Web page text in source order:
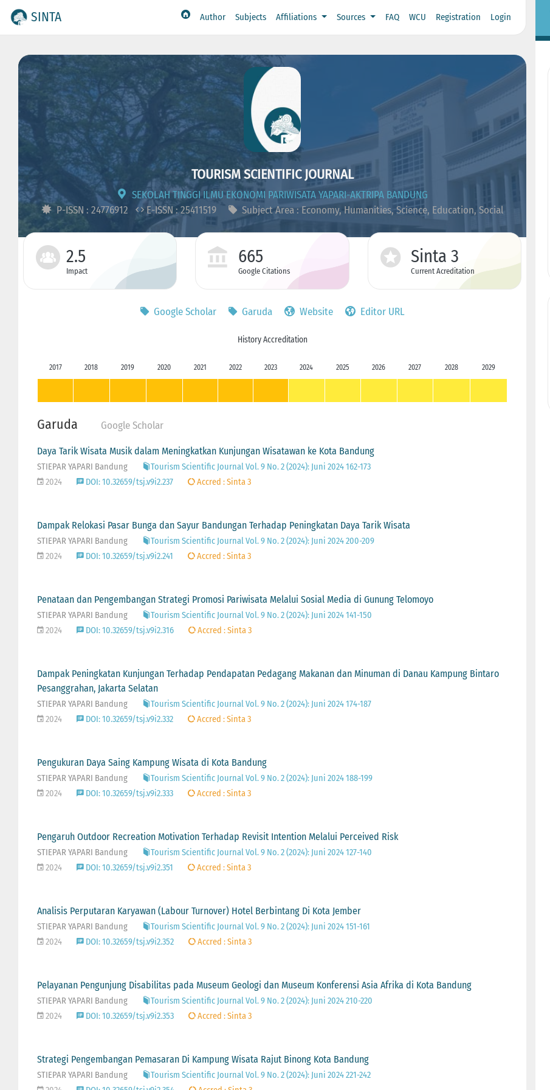
SINTA Author Subjects Affiliations Sources FAQ WCU Registration Login
TOURISM SCIENTIFIC JOURNAL
SEKOLAH TINGGI ILMU EKONOMI PARIWISATA YAPARI-AKTRIPA BANDUNG
P-ISSN : 24776912
E-ISSN : 25411519 Subject Area : Economy, Humanities, Science, Education, Social
2.5
Impact
665
Google Citations
Sinta 3
Current Acreditation
Google Scholar Garuda Website Editor URL
History Accreditation
2017 2018 2019 2020 2021 2022 2023 2024 2025 2026 2027 2028 2029
Garuda Google Scholar
Daya Tarik Wisata Musik dalam Meningkatkan Kunjungan Wisatawan ke Kota Bandung
STIEPAR YAPARI Bandung
Tourism Scientific Journal Vol. 9 No. 2 (2024): Juni 2024 162-173
2024
DOI: 10.32659/tsj.v9i2.237 Accred : Sinta 3
Dampak Relokasi Pasar Bunga dan Sayur Bandungan Terhadap Peningkatan Daya Tarik Wisata
STIEPAR YAPARI Bandung
Tourism Scientific Journal Vol. 9 No. 2 (2024): Juni 2024 200-209
2024
DOI: 10.32659/tsj.v9i2.241 Accred : Sinta 3
Penataan dan Pengembangan Strategi Promosi Pariwisata Melalui Sosial Media di Gunung Telomoyo
STIEPAR YAPARI Bandung
Tourism Scientific Journal Vol. 9 No. 2 (2024): Juni 2024 141-150
2024
DOI: 10.32659/tsj.v9i2.316 Accred : Sinta 3
Dampak Peningkatan Kunjungan Terhadap Pendapatan Pedagang Makanan dan Minuman di Danau Kampung Bintaro
Pesanggrahan, Jakarta Selatan
STIEPAR YAPARI Bandung
Tourism Scientific Journal Vol. 9 No. 2 (2024): Juni 2024 174-187
2024
DOI: 10.32659/tsj.v9i2.332 Accred : Sinta 3
Pengukuran Daya Saing Kampung Wisata di Kota Bandung
STIEPAR YAPARI Bandung
Tourism Scientific Journal Vol. 9 No. 2 (2024): Juni 2024 188-199
2024
DOI: 10.32659/tsj.v9i2.333 Accred : Sinta 3
Pengaruh Outdoor Recreation Motivation Terhadap Revisit Intention Melalui Perceived Risk
STIEPAR YAPARI Bandung
Tourism Scientific Journal Vol. 9 No. 2 (2024): Juni 2024 127-140
2024
DOI: 10.32659/tsj.v9i2.351 Accred : Sinta 3
Analisis Perputaran Karyawan (Labour Turnover) Hotel Berbintang Di Kota Jember
STIEPAR YAPARI Bandung
Tourism Scientific Journal Vol. 9 No. 2 (2024): Juni 2024 151-161
2024
DOI: 10.32659/tsj.v9i2.352 Accred : Sinta 3
Pelayanan Pengunjung Disabilitas pada Museum Geologi dan Museum Konferensi Asia Afrika di Kota Bandung
STIEPAR YAPARI Bandung
Tourism Scientific Journal Vol. 9 No. 2 (2024): Juni 2024 210-220
2024
DOI: 10.32659/tsj.v9i2.353 Accred : Sinta 3
Strategi Pengembangan Pemasaran Di Kampung Wisata Rajut Binong Kota Bandung
STIEPAR YAPARI Bandung
Tourism Scientific Journal Vol. 9 No. 2 (2024): Juni 2024 221-242